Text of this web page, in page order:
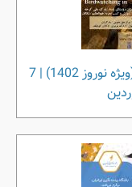
پرنده‌نگری در خوزستان (ویژه نوروز 1402) | 7